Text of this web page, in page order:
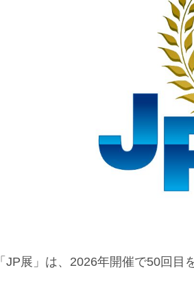
「JP展」は、2026年開催で50回目